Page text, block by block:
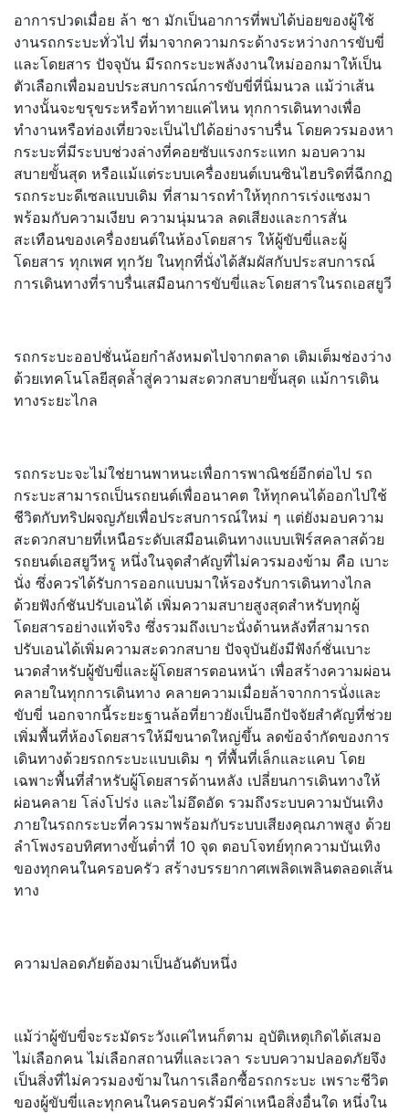
อาการปวดเมื่อย ล้า ชา มักเป็นอาการที่พบได้บ่อยของผู้ใช้
งานรถกระบะทั่วไป ที่มาจากความกระด้างระหว่างการขับขี่
และโดยสาร ปัจจุบัน มีรถกระบะพลังงานใหม่ออกมาให้เป็น
ตัวเลือกเพื่อมอบประสบการณ์การขับขี่ที่นิ่มนวล แม้ว่าเส้น
ทางนั้นจะขรุขระหรือท้าทายแค่ไหน ทุกการเดินทางเพื่อ
ทำงานหรือท่องเที่ยวจะเป็นไปได้อย่างราบรื่น โดยควรมองหา
กระบะที่มีระบบช่วงล่างที่คอยซับแรงกระแทก มอบความ
สบายขั้นสุด หรือแม้แต่ระบบเครื่องยนต์เบนซินไฮบริดที่ฉีกกฏ
รถกระบะดีเซลแบบเดิม ที่สามารถทำให้ทุกการเร่งแซงมา
พร้อมกับความเงียบ ความนุ่มนวล ลดเสียงและการสั่น
สะเทือนของเครื่องยนต์ในห้องโดยสาร ให้ผู้ขับขี่และผู้
โดยสาร ทุกเพศ ทุกวัย ในทุกที่นั่งได้สัมผัสกับประสบการณ์
การเดินทางที่ราบรื่นเสมือนการขับขี่และโดยสารในรถเอสยูวี
รถกระบะออปชั่นน้อยกำลังหมดไปจากตลาด เติมเต็มช่องว่าง
ด้วยเทคโนโลยีสุดล้ำสู่ความสะดวกสบายขั้นสุด แม้การเดิน
ทางระยะไกล
รถกระบะจะไม่ใช่ยานพาหนะเพื่อการพาณิชย์อีกต่อไป รถ
กระบะสามารถเป็นรถยนต์เพื่ออนาคต ให้ทุกคนได้ออกไปใช้
ชีวิตกับทริปผจญภัยเพื่อประสบการณ์ใหม่ ๆ แต่ยังมอบความ
สะดวกสบายที่เหนือระดับเสมือนเดินทางแบบเฟิร์สคลาสด้วย
รถยนต์เอสยูวีหรู หนึ่งในจุดสำคัญที่ไม่ควรมองข้าม คือ เบาะ
นั่ง ซึ่งควรได้รับการออกแบบมาให้รองรับการเดินทางไกล
ด้วยฟังก์ชันปรับเอนได้ เพิ่มความสบายสูงสุดสำหรับทุกผู้
โดยสารอย่างแท้จริง ซึ่งรวมถึงเบาะนั่งด้านหลังที่สามารถ
ปรับเอนได้เพิ่มความสะดวกสบาย ปัจจุบันยังมีฟังก์ชั่นเบาะ
นวดสำหรับผู้ขับขี่และผู้โดยสารตอนหน้า เพื่อสร้างความผ่อน
คลายในทุกการเดินทาง คลายความเมื่อยล้าจากการนั่งและ
ขับขี่ นอกจากนี้ระยะฐานล้อที่ยาวยังเป็นอีกปัจจัยสำคัญที่ช่วย
เพิ่มพื้นที่ห้องโดยสารให้มีขนาดใหญ่ขึ้น ลดข้อจำกัดของการ
เดินทางด้วยรถกระบะแบบเดิม ๆ ที่พื้นที่เล็กและแคบ โดย
เฉพาะพื้นที่สำหรับผู้โดยสารด้านหลัง เปลี่ยนการเดินทางให้
ผ่อนคลาย โล่งโปร่ง และไม่อึดอัด รวมถึงระบบความบันเทิง
ภายในรถกระบะที่ควรมาพร้อมกับระบบเสียงคุณภาพสูง ด้วย
ลำโพงรอบทิศทางขั้นต่ำที่ 10 จุด ตอบโจทย์ทุกความบันเทิง
ของทุกคนในครอบครัว สร้างบรรยากาศเพลิดเพลินตลอดเส้น
ทาง
ความปลอดภัยต้องมาเป็นอันดับหนึ่ง
แม้ว่าผู้ขับขี่จะระมัดระวังแค่ไหนก็ตาม อุบัติเหตุเกิดได้เสมอ
ไม่เลือกคน ไม่เลือกสถานที่และเวลา ระบบความปลอดภัยจึง
เป็นสิ่งที่ไม่ควรมองข้ามในการเลือกซื้อรถกระบะ เพราะชีวิต
ของผู้ขับขี่และทุกคนในครอบครัวมีค่าเหนือสิ่งอื่นใด หนึ่งใน